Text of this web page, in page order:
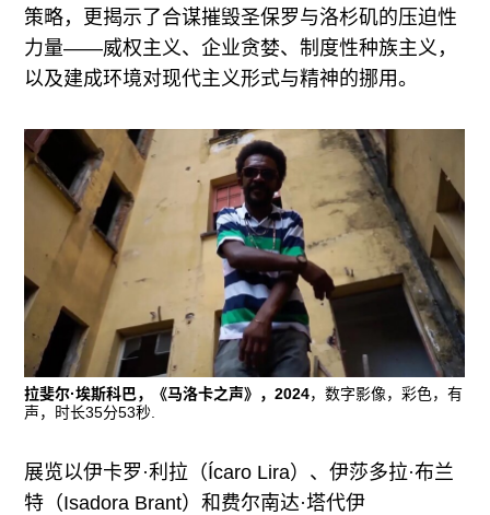
策略，更揭示了合谋摧毁圣保罗与洛杉矶的压迫性
力量——威权主义、企业贪婪、制度性种族主义，
以及建成环境对现代主义形式与精神的挪用。
拉斐尔·埃斯科巴，《马洛卡之声》，2024，数字影像，彩色，有
声，时长35分53秒.
展览以伊卡罗·利拉（Ícaro Lira）、伊莎多拉·布兰
特（Isadora Brant）和费尔南达·塔代伊